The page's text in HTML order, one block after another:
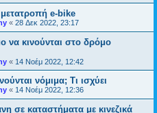
e-bike
« 28 Δεκ 2022, 23:17
να κινούνται στο δρόμο
« 14 Νοέμ 2022, 12:42
νόμιμα; Τι ισχύει
« 14 Νοέμ 2022, 12:36
σε καταστήματα με κινεζικά